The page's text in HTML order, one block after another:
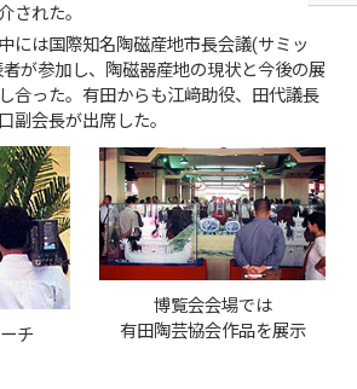
された。
には国際知名陶磁産地市長会議(サミッ
者が参加し、陶磁器産地の現状と今後の展
合った。有田からも江﨑助役、田代議長
副会長が出席した。
チ
博覧会会場では
有田陶芸協会作品を展示